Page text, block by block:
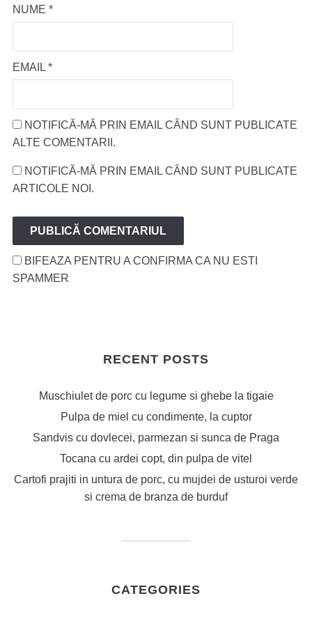
NUME *
EMAIL *
NOTIFICĂ-MĂ PRIN EMAIL CÂND SUNT PUBLICATE
ALTE COMENTARII.
NOTIFICĂ-MĂ PRIN EMAIL CÂND SUNT PUBLICATE
ARTICOLE NOI.
BIFEAZA PENTRU A CONFIRMA CA NU ESTI
SPAMMER
RECENT POSTS
Muschiulet de porc cu legume si ghebe la tigaie
Pulpa de miel cu condimente, la cuptor
Sandvis cu dovlecei, parmezan si sunca de Praga
Tocana cu ardei copt, din pulpa de vitel
Cartofi prajiti in untura de porc, cu mujdei de usturoi verde
si crema de branza de burduf
CATEGORIES